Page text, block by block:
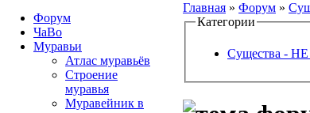
Главная » Форум »
Категории
Существа - НЕ
Форум
ЧаВо
Муравьи
Атлас муравьёв
Строение
муравья
Муравейник в